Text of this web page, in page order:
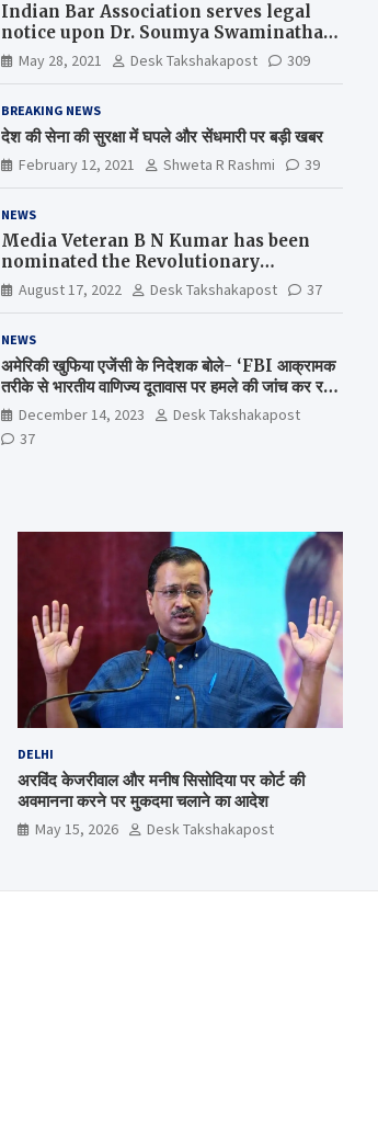
Indian Bar Association serves legal
notice upon Dr. Soumya Swaminathan,
the Chief Scientist, WHO
May 28, 2021 Desk Takshakapost 309
BREAKING NEWS
देश की सेना की सुरक्षा में घपले और सेंधमारी पर बड़ी खबर
February 12, 2021 Shweta R Rashmi 39
NEWS
Media Veteran B N Kumar has been
nominated the Revolutionary
Comrade Shiv Varma Media Award
2022-23
August 17, 2022 Desk Takshakapost 37
NEWS
अमेरिकी खुफिया एजेंसी के निदेशक बोले- ‘FBI आक्रामक
तरीके से भारतीय वाणिज्य दूतावास पर हमले की जांच कर रही
है’ December 14, 2023
Desk Takshakapost
37
DELHI
अरविंद केजरीवाल और मनीष सिसोदिया पर कोर्ट की
अवमानना करने पर मुकदमा चलाने का आदेश
May 15, 2026 Desk Takshakapost